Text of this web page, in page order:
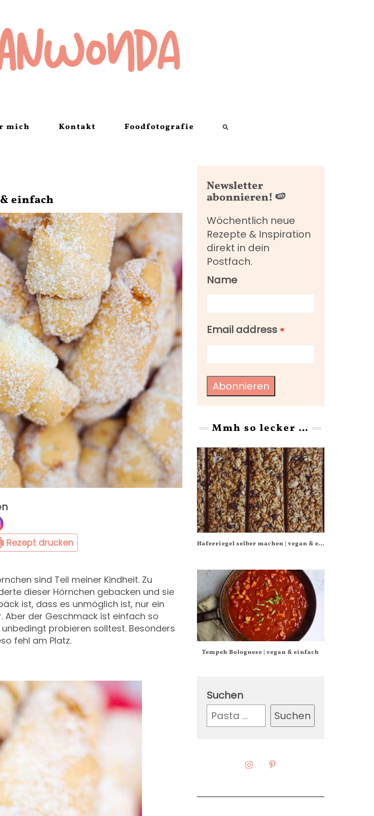
mich Kontakt Foodfotografie
einfach
Rezept drucken
sind Teil meiner Kindheit. Zu
dieser Hörnchen gebacken und sie
ist, dass es unmöglich ist, nur ein
Aber der Geschmack ist einfach so
unbedingt probieren solltest. Besonders
fehl am Platz.
Newsletter
abonnieren! 🍉
Wöchentlich neue
Rezepte & Inspiration
direkt in dein
Postfach.
Name
Email address *
Abonnieren
Mmh so lecker …
Haferriegel selber machen | vegan & einfach
Tempeh Bolognese | vegan & einfach
Suchen
Suchen